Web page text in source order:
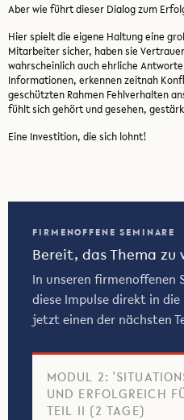
Aber wie führt dieser Dialog zum
Hier spielt die eigene Haltung eine
Mitarbeiter sicher, haben sie
wahrscheinlich auch ehrliche
Informationen, erkennen zeitnah
geschützten Rahmen Fehlverhalten
fühlt sich gehört und gesehen,
Eine Investition, die sich lohnt!
FIRMENOFFENE SEMINARE
Bereit, das Thema zu
In unseren firmenoffenen
diese Impulse direkt in die
jetzt einen der nächsten
MODUL 2:
UND ERFOLGREICH
TEIL II (2 TAGE)